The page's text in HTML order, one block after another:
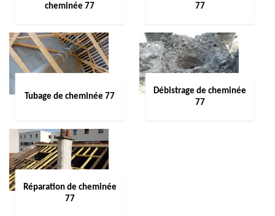
cheminée 77
77
Tubage de cheminée 77
Débistrage de cheminée
77
Réparation de cheminée
77